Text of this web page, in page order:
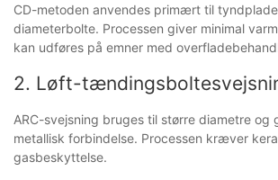
CD-metoden anvendes primært til
diameterbolte. Processen giver minimal
kan udføres på emner med
2. Løft-
ARC-svejsning bruges til større diametre
metallisk forbindelse. Processen kræver
gasbeskyttelse.